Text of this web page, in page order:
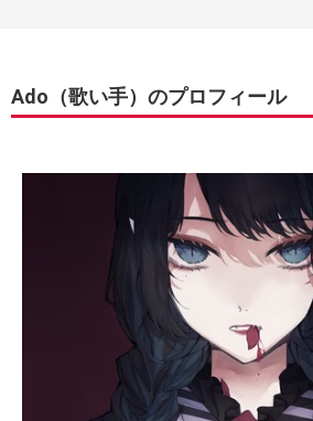
Ado（歌い手）のプロフィール